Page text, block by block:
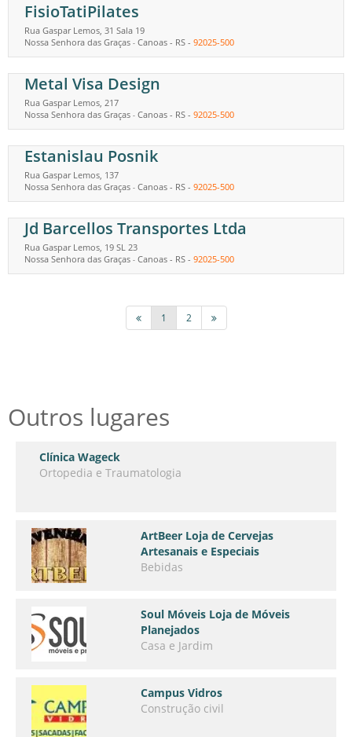
FisioTatiPilates
Rua Gaspar Lemos, 31 Sala 19
Nossa Senhora das Graças - Canoas - RS - 92025-500
Metal Visa Design
Rua Gaspar Lemos, 217
Nossa Senhora das Graças - Canoas - RS - 92025-500
Estanislau Posnik
Rua Gaspar Lemos, 137
Nossa Senhora das Graças - Canoas - RS - 92025-500
Jd Barcellos Transportes Ltda
Rua Gaspar Lemos, 19 SL 23
Nossa Senhora das Graças - Canoas - RS - 92025-500
1 2
Outros lugares
Clínica Wageck
Ortopedia e Traumatologia
ArtBeer Loja de Cervejas
Artesanais e Especiais
Bebidas
Soul Móveis Loja de Móveis
Planejados
Casa e Jardim
Campus Vidros
Construção civil